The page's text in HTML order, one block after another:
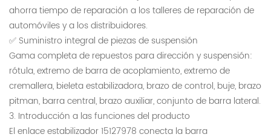
ahorra tiempo de reparación a los talleres de reparación de
automóviles y a los distribuidores.
✅ Suministro integral de piezas de suspensión
Gama completa de repuestos para dirección y suspensión:
rótula, extremo de barra de acoplamiento, extremo de
cremallera, bieleta estabilizadora, brazo de control, buje, brazo
pitman, barra central, brazo auxiliar, conjunto de barra lateral.
3. Introducción a las funciones del producto
El enlace estabilizador 15127978 conecta la barra